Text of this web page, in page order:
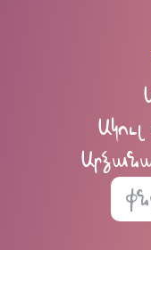
Ակուլ